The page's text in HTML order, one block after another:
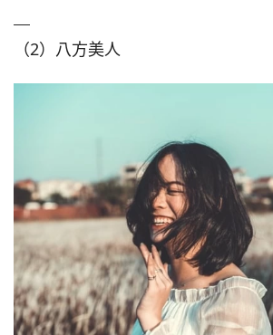
（2）八方美人